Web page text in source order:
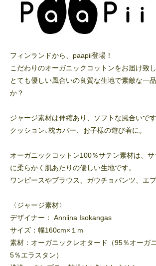
フィンランドから、paapii登場！
こだわりのオーガニックコットンをお届け致し
とても優しい風合いの良質な生地で素敵な一
か？
ジャージ素材は伸縮あり、ソフトな風合いです
クッション､枕カバー、お子様の遊び着に。
オーガニックコットン100％サテン素材は、
に柔らかく肌あたりの優しい生地です。
ワンピースやブラウス、ガウチョパンツ、エプ
〈ジャージ素材〉
デザイナー： Anniina Isokangas
サイズ：幅160cm×１m
素材：オーガニックレオタード（95％オーガ
5％エラスタン）